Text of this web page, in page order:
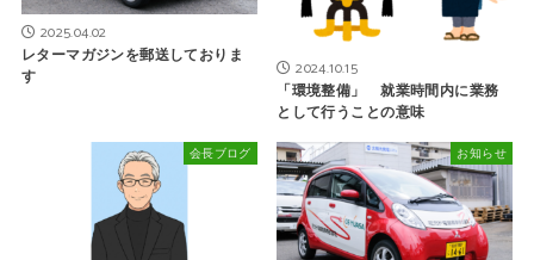
2025.04.02
レターマガジンを郵送しておりま
す
2024.10.15
「環境整備」 就業時間内に業務
として行うことの意味
会長ブログ お知らせ